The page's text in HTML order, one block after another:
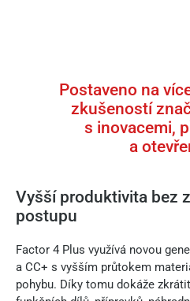
Postaveno na
zkušeností
s inovacemi,
a
Vyšší produktivita bez
postupu
Factor 4 Plus využívá novou
a CC+ s vyšším průtokem
pohybu. Díky tomu dokáže